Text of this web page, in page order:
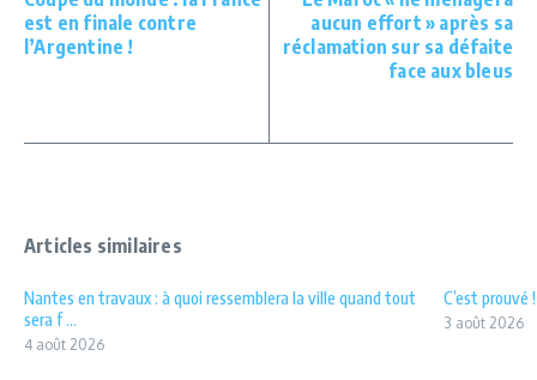
est en finale contre
l’Argentine !
aucun effort » après sa
réclamation sur sa défaite
face aux bleus
Articles similaires
Nantes en travaux : à quoi ressemblera la ville quand tout
sera f ...
4 août 2026
C’est
3 août 2026